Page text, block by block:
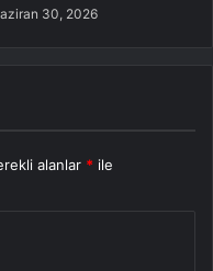
30, 2026
alanlar * ile